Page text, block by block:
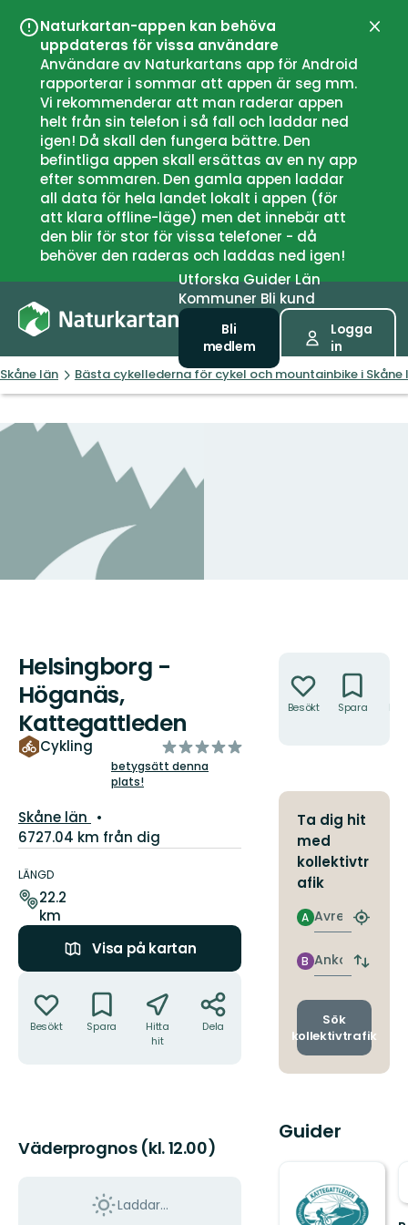
Naturkartan-appen kan behöva
uppdateras för vissa användare
Användare av Naturkartans app för Android
rapporterar i sommar att appen är seg mm.
Vi rekommenderar att man raderar appen
helt från sin telefon i så fall och laddar ned
igen! Då skall den fungera bättre. Den
befintliga appen skall ersättas av en ny app
efter sommaren. Den gamla appen laddar
all data för hela landet lokalt i appen (för
att klara offline-läge) men det innebär att
den blir för stor för vissa telefoner - då
behöver den raderas och laddas ned igen!
UtforskaGuiderLän
Kommuner Bli kund
Bli
medlem
Logga
in
Skåne län Bästa cykellederna för cykel och mountainbike i Skåne
Helsingborg -
Höganäs,
Kattegattleden
Cykling
av
5
betygsätt denna
plats!
Län:
Skåne län
6727.04 km från dig
om
leden
LÄNGD
22.2
km
Visa på kartan
Besökt Spara
Hitta
hit
Dela
Väderprognos (kl. 12.00)
Laddar...
Besökt Spara
Ta dig hit
med
kollektivtr
afik
Avresa
A
Hitta
Ankomst
B
Byt
och
Sök
kollektivtrafik
Guider